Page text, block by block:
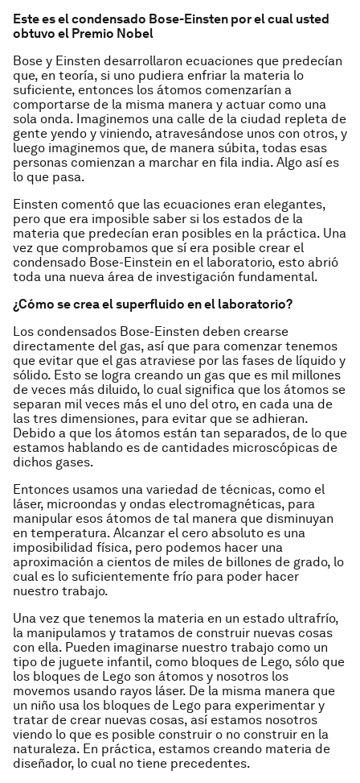
Este es el condensado Bose-Einsten por el cual usted
obtuvo el Premio Nobel
Bose y Einsten desarrollaron ecuaciones que predecían
que, en teoría, si uno pudiera enfriar la materia lo
suficiente, entonces los átomos comenzarían a
comportarse de la misma manera y actuar como una
sola onda. Imaginemos una calle de la ciudad repleta de
gente yendo y viniendo, atravesándose unos con otros, y
luego imaginemos que, de manera súbita, todas esas
personas comienzan a marchar en fila india. Algo así es
lo que pasa.
Einsten comentó que las ecuaciones eran elegantes,
pero que era imposible saber si los estados de la
materia que predecían eran posibles en la práctica. Una
vez que comprobamos que sí era posible crear el
condensado Bose-Einstein en el laboratorio, esto abrió
toda una nueva área de investigación fundamental.
¿Cómo se crea el superfluido en el laboratorio?
Los condensados Bose-Einsten deben crearse
directamente del gas, así que para comenzar tenemos
que evitar que el gas atraviese por las fases de líquido y
sólido. Esto se logra creando un gas que es mil millones
de veces más diluido, lo cual significa que los átomos se
separan mil veces más el uno del otro, en cada una de
las tres dimensiones, para evitar que se adhieran.
Debido a que los átomos están tan separados, de lo que
estamos hablando es de cantidades microscópicas de
dichos gases.
Entonces usamos una variedad de técnicas, como el
láser, microondas y ondas electromagnéticas, para
manipular esos átomos de tal manera que disminuyan
en temperatura. Alcanzar el cero absoluto es una
imposibilidad física, pero podemos hacer una
aproximación a cientos de miles de billones de grado, lo
cual es lo suficientemente frío para poder hacer
nuestro trabajo.
Una vez que tenemos la materia en un estado ultrafrío,
la manipulamos y tratamos de construir nuevas cosas
con ella. Pueden imaginarse nuestro trabajo como un
tipo de juguete infantil, como bloques de Lego, sólo que
los bloques de Lego son átomos y nosotros los
movemos usando rayos láser. De la misma manera que
un niño usa los bloques de Lego para experimentar y
tratar de crear nuevas cosas, así estamos nosotros
viendo lo que es posible construir o no construir en la
naturaleza. En práctica, estamos creando materia de
diseñador, lo cual no tiene precedentes.